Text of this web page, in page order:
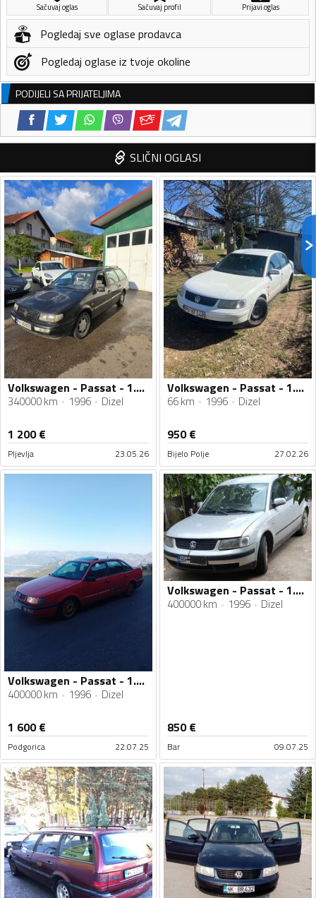
Sačuvaj oglas Sačuvaj profil Prijavi oglas
Pogledaj sve oglase prodavca
Pogledaj oglase iz tvoje okoline
PODIJELI SA PRIJATELJIMA
SLIČNI OGLASI
Volkswagen - Passat - 1.9 tdi
340000 km 1996 Dizel
1 200€
Pljevlja 23.05.26
Volkswagen - Passat - 1.9 TDI 66KW
66 km 1996 Dizel
950€
Bijelo Polje 27.02.26
Volkswagen - Passat - 1.9 TDI
400000 km 1996 Dizel
1 600€
Podgorica 22.07.25
Volkswagen - Passat - 1.9 TDI
400000 km 1996 Dizel
850€
Bar 09.07.25